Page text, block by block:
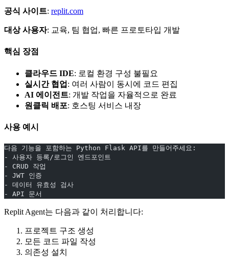
공식 사이트: replit.com
대상 사용자: 교육, 팀 협업, 빠른 프로토타입 개발
핵심 장점
클라우드 IDE: 로컬 환경 구성 불필요
실시간 협업 : 여러 사람이 동시에 코드 편집
AI 에이전트: 개발 작업을 자율적으로 완료
원클릭 배포: 호스팅 서비스 내장
사용 예시
다음 기능을 포함하는 Python Flask API를 만들어주세요:
- 사용자 등록/로그인 엔드포인트
- CRUD 작업
- JWT 인증
- 데이터 유효성 검사
- API 문서
Replit Agent는 다음과 같이 처리합니다:
프로젝트 구조 생성
모든 코드 파일 작성
의존성 설치